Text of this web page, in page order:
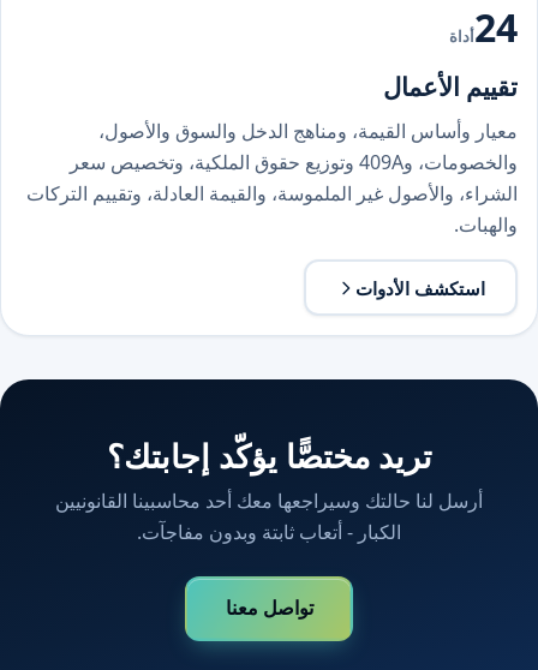
24أداة
تقييم الأعمال
معيار وأساس القيمة، ومناهج الدخل والسوق والأصول،
والخصومات، و409A وتوزيع حقوق الملكية، وتخصيص سعر
الشراء، والأصول غير الملموسة، والقيمة العادلة، وتقييم التركات
والهبات.
استكشف الأدوات
تريد مختصًّا يؤكّد إجابتك؟
أرسل لنا حالتك وسيراجعها معك أحد محاسبينا القانونيين
الكبار - أتعاب ثابتة وبدون مفاجآت.
تواصل معنا